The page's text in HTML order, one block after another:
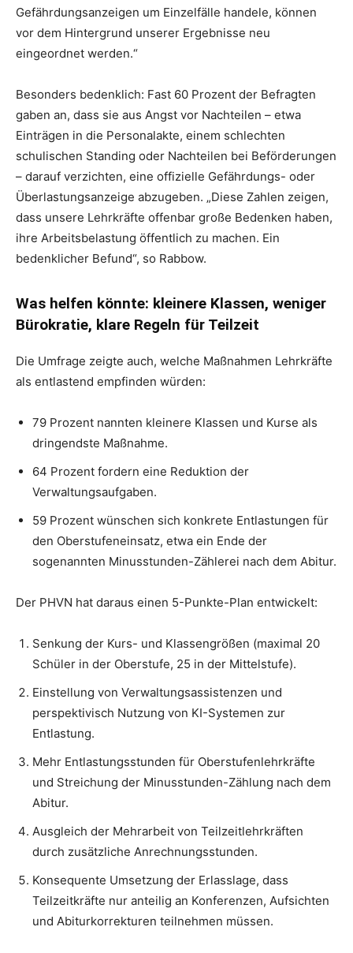
Gefährdungsanzeigen um Einzelfälle handele, können
vor dem Hintergrund unserer Ergebnisse neu
eingeordnet werden.“
Besonders bedenklich: Fast 60 Prozent der Befragten
gaben an, dass sie aus Angst vor Nachteilen – etwa
Einträgen in die Personalakte, einem schlechten
schulischen Standing oder Nachteilen bei Beförderungen
– darauf verzichten, eine offizielle Gefährdungs- oder
Überlastungsanzeige abzugeben. „Diese Zahlen zeigen,
dass unsere Lehrkräfte offenbar große Bedenken haben,
ihre Arbeitsbelastung öffentlich zu machen. Ein
bedenklicher Befund“, so Rabbow.
Was helfen könnte: kleinere Klassen, weniger
Bürokratie, klare Regeln für Teilzeit
Die Umfrage zeigte auch, welche Maßnahmen Lehrkräfte
als entlastend empfinden würden:
79 Prozent nannten kleinere Klassen und Kurse als
dringendste Maßnahme.
64 Prozent fordern eine Reduktion der
Verwaltungsaufgaben.
59 Prozent wünschen sich konkrete Entlastungen für
den Oberstufeneinsatz, etwa ein Ende der
sogenannten Minusstunden-Zählerei nach dem Abitur.
Der PHVN hat daraus einen 5-Punkte-Plan entwickelt:
Senkung der Kurs- und Klassengrößen (maximal 20
Schüler in der Oberstufe, 25 in der Mittelstufe).
Einstellung von Verwaltungsassistenzen und
perspektivisch Nutzung von KI-Systemen zur
Entlastung.
Mehr Entlastungsstunden für Oberstufenlehrkräfte
und Streichung der Minusstunden-Zählung nach dem
Abitur.
Ausgleich der Mehrarbeit von Teilzeitlehrkräften
durch zusätzliche Anrechnungsstunden.
Konsequente Umsetzung der Erlasslage, dass
Teilzeitkräfte nur anteilig an Konferenzen, Aufsichten
und Abiturkorrekturen teilnehmen müssen.